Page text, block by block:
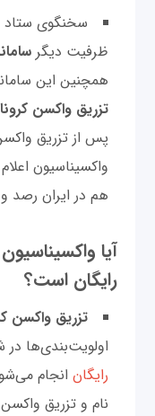
سخنگوی ستاد
ظرفیت دیگر
همچنین این
تزریق واکسن کرونا
پس از تزریق
واکسیناسیون
هم در ایران رصد
آیا
رایگان است؟
تزریق واکسن
اولویت‌بندی‌ها
رایگان انجام
نام و تزریق